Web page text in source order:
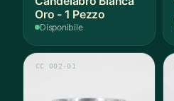
Oro - 1 Pezzo
Disponibile
CC 002-01